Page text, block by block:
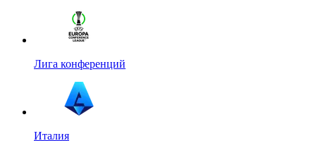
Лига конференций
Италия